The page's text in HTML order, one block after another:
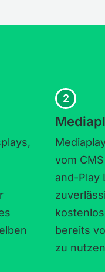
2
vom
and-Play
bereits
zu